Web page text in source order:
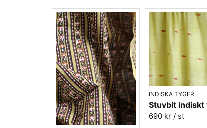
INDISKA TYGER
690 kr / st